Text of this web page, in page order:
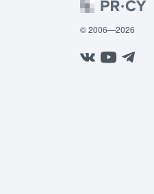
© 2006—2026